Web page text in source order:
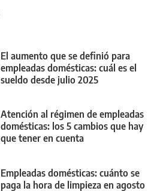
El aumento que se definió para
empleadas domésticas: cuál es el
sueldo desde julio 2025
Atención al régimen de empleadas
domésticas: los 5 cambios que hay
que tener en cuenta
Empleadas domésticas: cuánto se
paga la hora de limpieza en agosto